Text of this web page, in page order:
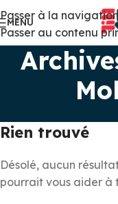
Passer à la navigation
Passer au contenu
MENU
Rien trouvé
Désolé, aucun
pourrait vous aider à